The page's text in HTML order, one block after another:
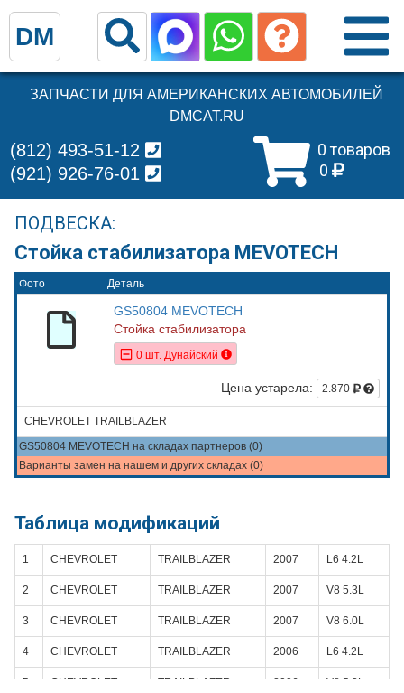
ЗАПЧАСТИ ДЛЯ АМЕРИКАНСКИХ АВТОМОБИЛЕЙ
DMCAT.RU
0 товаров
0
(812) 493-51-12
(921) 926-76-01
ПОДВЕСКА:
Стойка стабилизатора MEVOTECH
Фото Деталь
GS50804 MEVOTECH
Стойка стабилизатора
0 шт. Дунайский
Цена устарела: 2.870
CHEVROLET TRAILBLAZER
GS50804 MEVOTECH на складах партнеров (0)
Варианты замен на нашем и других складах (0)
Таблица модификаций
1 CHEVROLET TRAILBLAZER 2007 L6 4.2L
2 CHEVROLET TRAILBLAZER 2007 V8 5.3L
3 CHEVROLET TRAILBLAZER 2007 V8 6.0L
4 CHEVROLET TRAILBLAZER 2006 L6 4.2L
5 CHEVROLET TRAILBLAZER 2006 V8 5.3L
DM